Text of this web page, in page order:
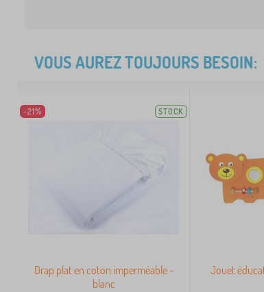
VOUS AUREZ TOUJOURS BESOIN:
-21% STOCK
Drap plat en coton imperméable -
blanc
Jouet